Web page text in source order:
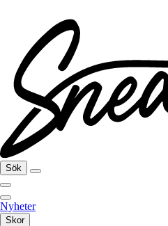
Sök
Nyheter
Skor